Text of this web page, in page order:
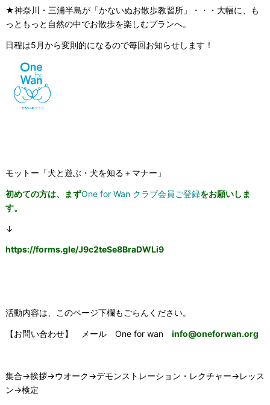
★神奈川・三浦半島が「かないぬお散歩教習所」・・・大幅に、も
っともっと自然の中でお散歩を楽しむプランへ。
日程は5月から変則的になるので毎回お知らせします！
モットー「犬と遊ぶ・犬を知る＋マナー」
初めての方は、まずOne for Wan クラブ会員ご登録をお願いしま
す。
↓
https://forms.gle/J9c2teSe8BraDWLi9
活動内容は、このページ下欄もごらんください。
【お問い合わせ】 メール One for wan info@oneforwan.org
集合→挨拶→ウオーク→デモンストレーション・レクチャー→レッス
ン→検定